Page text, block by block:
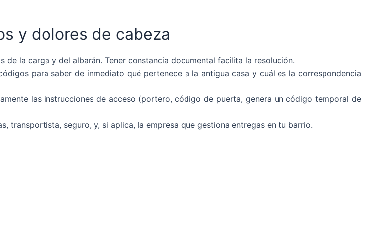
y dolores de cabeza
la carga y del albarán. Tener constancia documental facilita la resolución.
para saber de inmediato qué pertenece a la antigua casa y cuál es la correspondencia
las instrucciones de acceso (portero, código de puerta, genera un código temporal de
transportista, seguro, y, si aplica, la empresa que gestiona entregas en tu barrio.